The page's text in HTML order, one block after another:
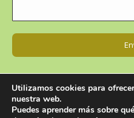
Utilizamos cookies para
nuestra web.
Puedes aprender más sobre